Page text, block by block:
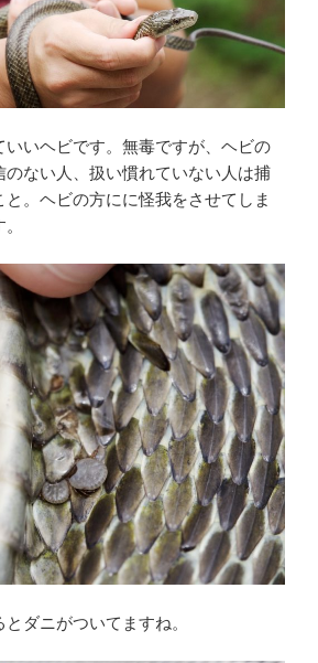
いいヘビです。無毒ですが、ヘビの
のない人、扱い慣れていない人は捕
と。ヘビの方にに怪我をさせてしま
ダニがついてますね。